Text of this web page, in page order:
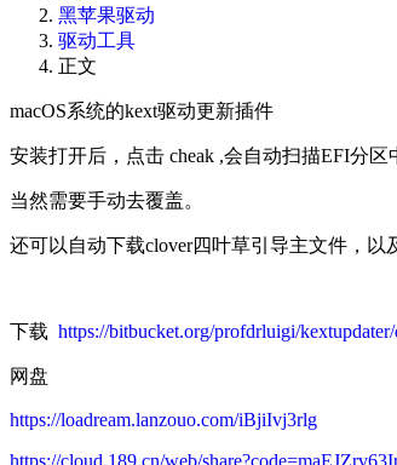
黑苹果驱动
驱动工具
正文
macOS系统的kext驱动更新插件
安装打开后，点击 cheak ,会自动扫描EFI分
当然需要手动去覆盖。
还可以自动下载clover四叶草引导主文件，以
下载 https://bitbucket.org/profdrluigi/
网盘
https://loadream.lanzouo.com/iBjiIvj3rlg
https://cloud.189.cn/web/